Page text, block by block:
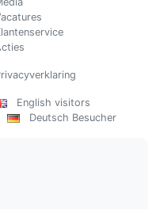
English visitors
Deutsch Besucher